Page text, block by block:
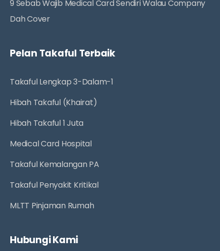
9 Sebab Wajib Medical Card Sendiri Walau Company
Dah Cover
Pelan Takaful Terbaik
Takaful Lengkap 3-Dalam-1
Hibah Takaful (Khairat)
Hibah Takaful 1 Juta
Medical Card Hospital
Takaful Kemalangan PA
Takaful Penyakit Kritikal
MLTT Pinjaman Rumah
Hubungi Kami